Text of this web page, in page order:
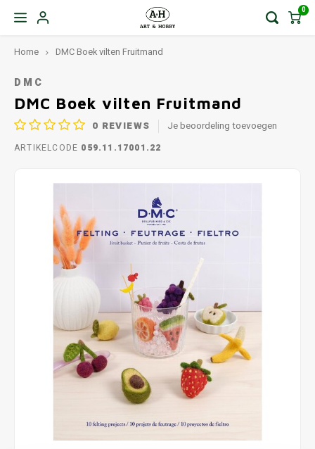
0
Home DMC Boek vilten Fruitmand
DMC
DMC Boek vilten Fruitmand
0 REVIEWS Je beoordeling toevoegen
ARTIKELCODE 059.11.17001.22